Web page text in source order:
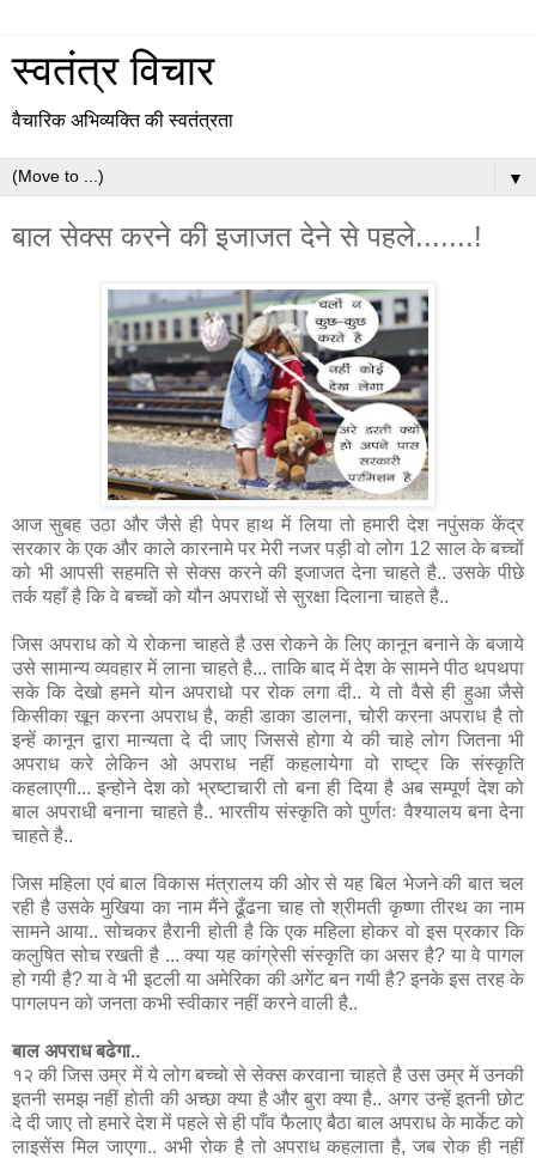
स्वतंत्र विचार
वैचारिक अभिव्यक्ति की स्वतंत्रता
▼
बाल सेक्स करने की इजाजत देने से पहले.......!
आज सुबह उठा और जैसे ही पेपर हाथ में लिया तो हमारी देश नपुंसक केंद्र
सरकार के एक और काले कारनामे पर मेरी नजर पड़ी वो लोग 12 साल के बच्‍चों
को भी आपसी सहमति से सेक्‍स करने की इजाजत देना चाहते है.. उसके पीछे
तर्क यहाँ है कि वे बच्‍चों को यौन अपराधों से सुरक्षा दिलाना चाहते है..
जिस अपराध को ये रोकना चाहते है उस रोकने के लिए कानून बनाने के बजाये
उसे सामान्य व्यवहार में लाना चाहते है... ताकि बाद में देश के सामने पीठ थपथपा
सके कि देखो हमने योन अपराधो पर रोक लगा दी.. ये तो वैसे ही हुआ जैसे
किसीका खून करना अपराध है, कही डाका डालना, चोरी करना अपराध है तो
इन्हें कानून द्वारा मान्यता दे दी जाए जिससे होगा ये की चाहे लोग जितना भी
अपराध करे लेकिन ओ अपराध नहीं कहलायेगा वो राष्ट्र कि संस्कृति
कहलाएगी... इन्होने देश को भ्रष्टाचारी तो बना ही दिया है अब सम्पूर्ण देश को
बाल अपराधी बनाना चाहते है.. भारतीय संस्कृति को पुर्णतः वैश्यालय बना देना
चाहते है..
जिस महिला एवं बाल विकास मंत्रालय की ओर से यह बिल भेजने की बात चल
रही है उसके मुखिया का नाम मैंने ढूँढना चाह तो श्रीमती कृष्णा तीरथ का नाम
सामने आया.. सोचकर हैरानी होती है कि एक महिला होकर वो इस प्रकार कि
कलुषित सोच रखती है ... क्या यह कांग्रेसी संस्कृति का असर है? या वे पागल
हो गयी है? या वे भी इटली या अमेरिका की अगेंट बन गयी है? इनके इस तरह के
पागलपन को जनता कभी स्वीकार नहीं करने वाली है..
बाल अपराध बढेगा..
१२ की जिस उम्र में ये लोग बच्चो से सेक्स करवाना चाहते है उस उम्र में उनकी
इतनी समझ नहीं होती की अच्छा क्या है और बुरा क्या है.. अगर उन्हें इतनी छोट
दे दी जाए तो हमारे देश में पहले से ही पाँव फैलाए बैठा बाल अपराध के मार्केट को
लाइसेंस मिल जाएगा.. अभी रोक है तो अपराध कहलाता है, जब रोक ही नहीं